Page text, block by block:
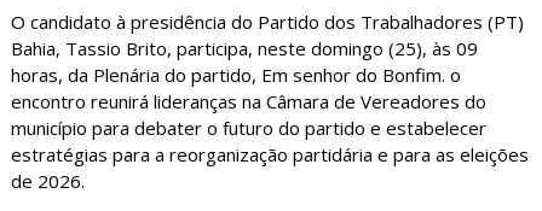
O candidato à presidência do Partido dos Trabalhadores (PT)
Bahia, Tassio Brito, participa, neste domingo (25), às 09
horas, da Plenária do partido, Em senhor do Bonfim. o
encontro reunirá lideranças na Câmara de Vereadores do
município para debater o futuro do partido e estabelecer
estratégias para a reorganização partidária e para as eleições
de 2026.